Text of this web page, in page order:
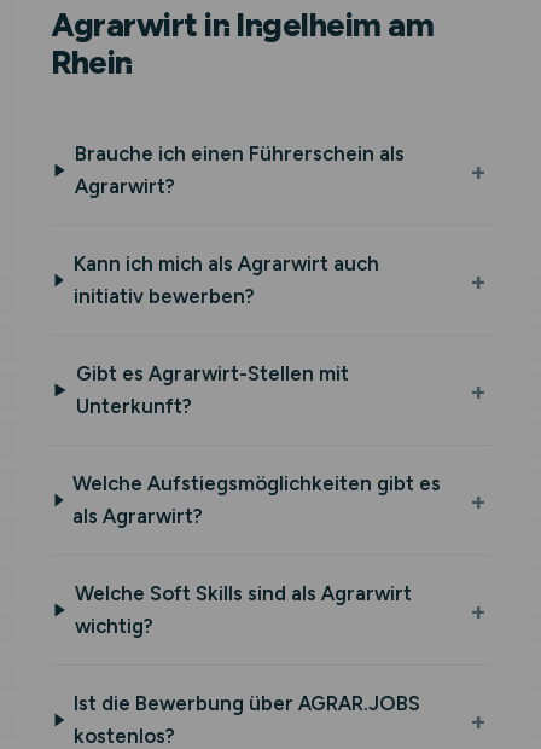
Agrarwirt in Ingelheim am
Rhein
Brauche ich einen Führerschein als
Agrarwirt?
Kann ich mich als Agrarwirt auch
initiativ bewerben?
Gibt es Agrarwirt-Stellen mit
Unterkunft?
Welche Aufstiegsmöglichkeiten gibt es
als Agrarwirt?
Welche Soft Skills sind als Agrarwirt
wichtig?
Ist die Bewerbung über AGRAR.JOBS
kostenlos?